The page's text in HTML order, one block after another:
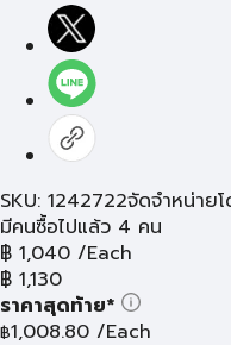
SKU: 1242722จัดจำหน่าย
มีคนซื้อไปแล้ว 4 คน
฿ 1,040 /Each
฿ 1,130
ราคาสุดท้าย*
฿1,008.80 /Each